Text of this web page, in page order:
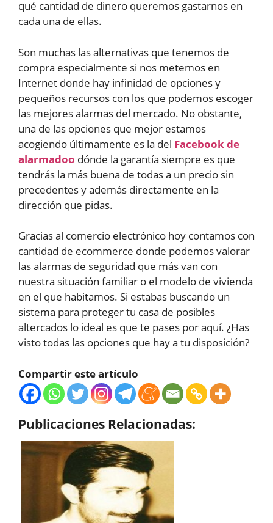
qué cantidad de dinero queremos gastarnos en
cada una de ellas.
Son muchas las alternativas que tenemos de
compra especialmente si nos metemos en
Internet donde hay infinidad de opciones y
pequeños recursos con los que podemos escoger
las mejores alarmas del mercado. No obstante,
una de las opciones que mejor estamos
acogiendo últimamente es la del Facebook de
alarmadoo dónde la garantía siempre es que
tendrás la más buena de todas a un precio sin
precedentes y además directamente en la
dirección que pidas.
Gracias al comercio electrónico hoy contamos con
cantidad de ecommerce donde podemos valorar
las alarmas de seguridad que más van con
nuestra situación familiar o el modelo de vivienda
en el que habitamos. Si estabas buscando un
sistema para proteger tu casa de posibles
altercados lo ideal es que te pases por aquí. ¿Has
visto todas las opciones que hay a tu disposición?
Compartir este artículo
Publicaciones Relacionadas: